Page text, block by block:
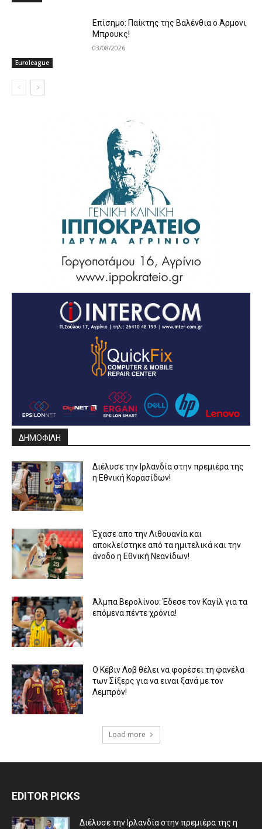
Euroleague
Επίσημο: Παίκτης της Βαλένθια ο Άρμονι
Μπρουκς!
03/08/2026
ΔΗΜΟΦΙΛΗ
Διέλυσε την Ιρλανδία στην πρεμιέρα της
η Εθνική Κορασίδων!
Έχασε απο την Λιθουανία και
αποκλείστηκε από τα ημιτελικά και την
άνοδο η Εθνική Νεανίδων!
Άλμπα Βερολίνου: Έδεσε τον Καγίλ για τα
επόμενα πέντε χρόνια!
Ο Κέβιν Λοβ θέλει να φορέσει τη φανέλα
των Σίξερς για να ειναι ξανά με τον
Λεμπρόν!
Load more
EDITOR PICKS
Διέλυσε την Ιρλανδία στην πρεμιέρα της η